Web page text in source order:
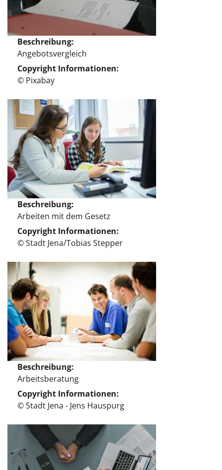
Beschreibung
Angebotsvergleich
Copyright Informationen
© Pixabay
Beschreibung
Arbeiten mit dem Gesetz
Copyright Informationen
© Stadt Jena/Tobias Stepper
Beschreibung
Arbeitsberatung
Copyright Informationen
© Stadt Jena - Jens Hauspurg